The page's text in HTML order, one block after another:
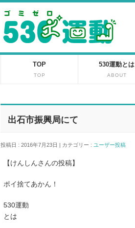
TOP
TOP
530運動とは
ABOUT
出石市振興局にて
投稿日 : 2016年7月23日 | カテゴリー : ユーザー投稿
【けんしんさんの投稿】
ポイ捨てあかん！
530運動
とは